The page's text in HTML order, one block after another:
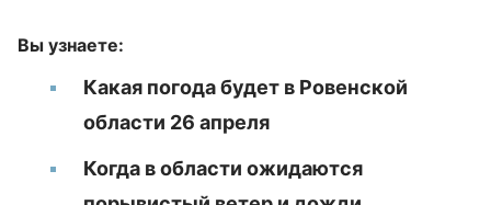
Вы узнаете:
Какая погода будет в Ровенской
области 26 апреля
Когда в области ожидаются